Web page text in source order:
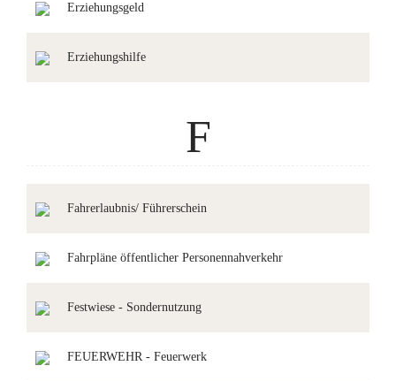
Erziehungsgeld
Erziehungshilfe
F
Fahrerlaubnis/ Führerschein
Fahrpläne öffentlicher Personennahverkehr
Festwiese - Sondernutzung
FEUERWEHR - Feuerwerk